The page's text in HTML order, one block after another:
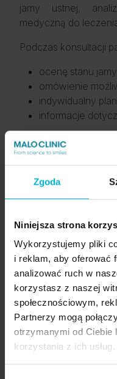
Zgoda
Niniejsza strona
Wykorzystujemy pliki
i reklam, aby oferować
analizować ruch w
korzystasz z naszej
społecznościowym,
Partnerzy mogą
otrzymanymi od Ciebie
korzystania z ich usług.
jamy ustnej,
medyczną do
Podczas konsultacji
ocenę stanu
omówienie
indywidualny
informacje
Uwaga:każdy
leczenia przechodzi
której wyniki
zabiegu.
👉 Nie wiesz, czy
Konsultacje
Protocol odbywają
wMalo Clinic w
wPunktach
Rzeszowie i we
🔗https://
📞 T: +48 22 393 63